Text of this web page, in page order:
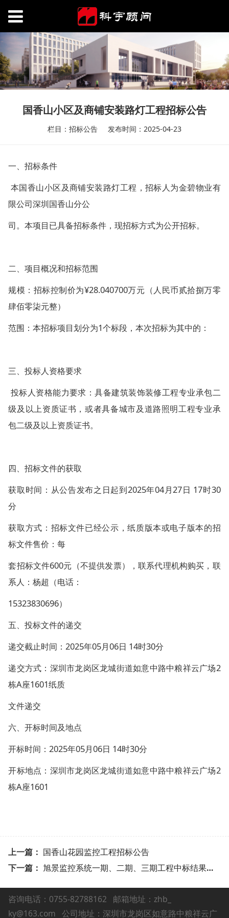
国香山小区及商铺安装路灯工程招标公告
栏目：招标公告 发布时间：2025-04-23
一、招标条件
本国香山小区及商铺安装路灯工程，招标人为金碧物业有
限公司深圳国香山分公
司。本项目已具备招标条件，现招标方式为公开招标。
二、项目概况和招标范围
规模：招标控制价为¥28.040700万元（人民币贰拾捌万零
肆佰零柒元整）
范围：本招标项目划分为1个标段，本次招标为其中的：
三、投标人资格要求
投标人资格能力要求：具备建筑装饰装修工程专业承包二
级及以上资质证书，或者具备城市及道路照明工程专业承
包二级及以上资质证书。
四、招标文件的获取
获取时间：从公告发布之日起到2025年04月27日 17时30
分
获取方式：招标文件已经公示，纸质版本或电子版本的招
标文件售价：每
套招标文件600元（不提供发票），联系代理机构购买，联
系人：杨超（电话：
15323830696）
五、投标文件的递交
递交截止时间：2025年05月06日 14时30分
递交方式：深圳市龙岗区龙城街道如意中路中粮祥云广场2
栋A座1601纸质
文件递交
六、开标时间及地点
开标时间：2025年05月06日 14时30分
开标地点：深圳市龙岗区龙城街道如意中路中粮祥云广场2
栋A座1601
上一篇： 国香山花园监控工程招标公告
下一篇： 旭景监控系统一期、二期、三期工程中标结果公示
咨询电话：0755-82788162
邮箱地址：zhb_
ky@163.com 公司地址：深圳市龙岗区如意路中粮祥云广